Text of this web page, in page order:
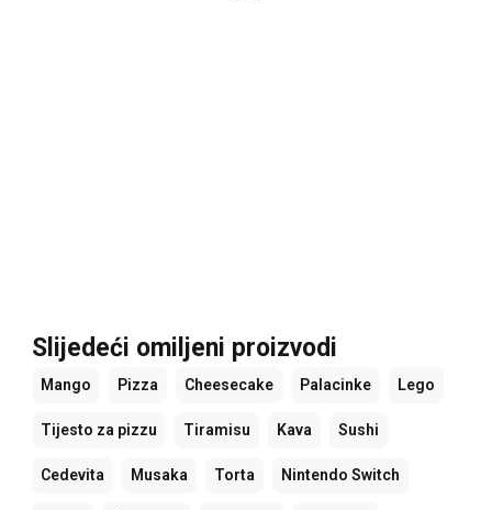
Slijedeći omiljeni proizvodi
Mango Pizza Cheesecake Palacinke Lego
Tijesto za pizzu Tiramisu Kava Sushi
Cedevita Musaka Torta Nintendo Switch